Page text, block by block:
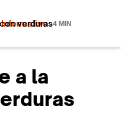
Informativo
verduras4 MIN
a la